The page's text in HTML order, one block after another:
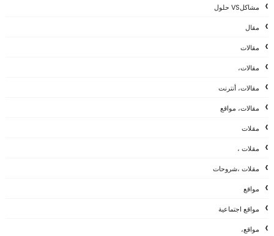
مشاكلVS حلول
مقال
مقالات
مقالات،
مقالات، أنترنت
مقالات، مواقع
مقلات
مقلات ،
مقلات ،شروحات
مواقع
مواقع اجتماعية
مواقع،